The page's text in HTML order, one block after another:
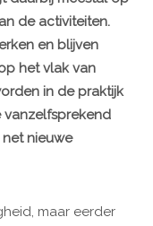
de activiteiten.
en blijven
het vlak van
in de praktijk
vanzelfsprekend
nieuwe
maar eerder